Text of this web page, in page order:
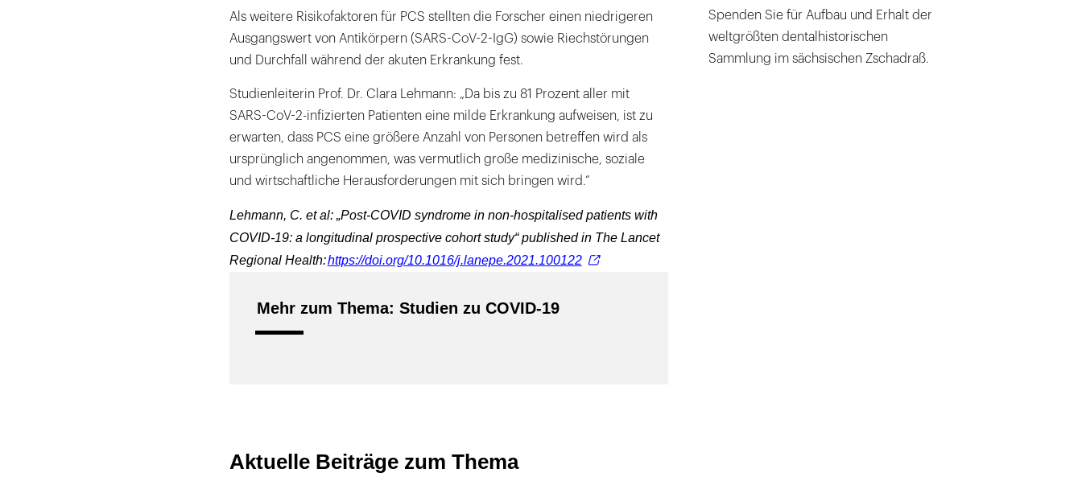
Als weitere Risikofaktoren für PCS stellten die Forscher einen niedrigeren
Ausgangswert von Antikörpern (SARS-CoV-2-IgG) sowie Riechstörungen
und Durchfall während der akuten Erkrankung fest.
Studienleiterin Prof. Dr. Clara Lehmann: „Da bis zu 81 Prozent aller mit
SARS-CoV-2-infizierten Patienten eine milde Erkrankung aufweisen, ist zu
erwarten, dass PCS eine größere Anzahl von Personen betreffen wird als
ursprünglich angenommen, was vermutlich große medizinische, soziale
und wirtschaftliche Herausforderungen mit sich bringen wird.“
Lehmann, C. et al: „Post-COVID syndrome in non-hospitalised patients with
COVID-19: a longitudinal prospective cohort study“ published in The Lancet
Regional Health:https://doi.org/10.1016/j.lanepe.2021.100122
Mehr zum Thema: Studien zu COVID-19
Aktuelle Beiträge zum Thema
Spenden Sie für Aufbau und Erhalt der
weltgrößten dentalhistorischen
Sammlung im sächsischen Zschadraß.